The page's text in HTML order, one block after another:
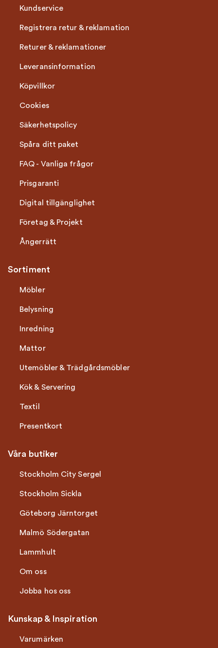
Kundservice
Registrera retur & reklamation
Returer & reklamationer
Leveransinformation
Köpvillkor
Cookies
Säkerhetspolicy
Spåra ditt paket
FAQ - Vanliga frågor
Prisgaranti
Digital tillgänglighet
Företag & Projekt
Ångerrätt
Sortiment
Möbler
Belysning
Inredning
Mattor
Utemöbler & Trädgårdsmöbler
Kök & Servering
Textil
Presentkort
Våra butiker
Stockholm City Sergel
Stockholm Sickla
Göteborg Järntorget
Malmö Södergatan
Lammhult
Om oss
Jobba hos oss
Kunskap & Inspiration
Varumärken